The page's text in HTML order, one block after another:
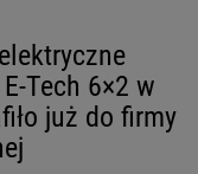
Tech 6×2 w
już do firmy